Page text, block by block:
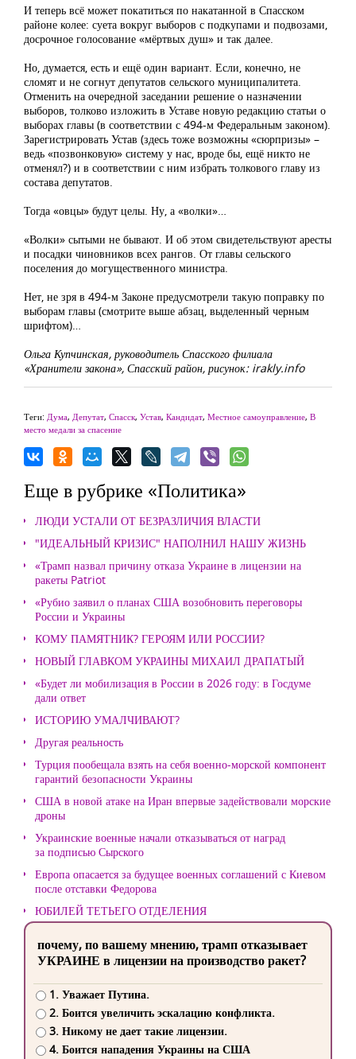
И теперь всё может покатиться по накатанной в Спасском
районе колее: суета вокруг выборов с подкупами и подвозами,
досрочное голосование «мёртвых душ» и так далее.
Но, думается, есть и ещё один вариант. Если, конечно, не
сломят и не согнут депутатов сельского муниципалитета.
Отменить на очередной заседании решение о назначении
выборов, толково изложить в Уставе новую редакцию статьи о
выборах главы (в соответствии с 494-м Федеральным законом).
Зарегистрировать Устав (здесь тоже возможны «сюрпризы» –
ведь «позвонковую» систему у нас, вроде бы, ещё никто не
отменял?) и в соответствии с ним избрать толкового главу из
состава депутатов.
Тогда «овцы» будут целы. Ну, а «волки»…
«Волки» сытыми не бывают. И об этом свидетельствуют аресты
и посадки чиновников всех рангов. От главы сельского
поселения до могущественного министра.
Нет, не зря в 494-м Законе предусмотрели такую поправку по
выборам главы (смотрите выше абзац, выделенный черным
шрифтом)…
Ольга Купчинская, руководитель Спасского филиала
«Хранители закона», Спасский район, рисунок: irakly.info
Теги: Дума, Депутат, Спасск, Устав, Кандидат, Местное самоуправление, В
место медали за спасение
Еще в рубрике «Политика»
ЛЮДИ УСТАЛИ ОТ БЕЗРАЗЛИЧИЯ ВЛАСТИ
"ИДЕАЛЬНЫЙ КРИЗИС" НАПОЛНИЛ НАШУ ЖИЗНЬ
«Трамп назвал причину отказа Украине в лицензии на
ракеты Patriot
«Рубио заявил о планах США возобновить переговоры
России и Украины
КОМУ ПАМЯТНИК? ГЕРОЯМ ИЛИ РОССИИ?
НОВЫЙ ГЛАВКОМ УКРАИНЫ МИХАИЛ ДРАПАТЫЙ
«Будет ли мобилизация в России в 2026 году: в Госдуме
дали ответ
ИСТОРИЮ УМАЛЧИВАЮТ?
Другая реальность
Турция пообещала взять на себя военно-морской компонент
гарантий безопасности Украины
США в новой атаке на Иран впервые задействовали морские
дроны
Украинские военные начали отказываться от наград
за подписью Сырского
Европа опасается за будущее военных соглашений с Киевом
после отставки Федорова
ЮБИЛЕЙ ТЕТЬЕГО ОТДЕЛЕНИЯ
почему, по вашему мнению, трамп отказывает
УКРАИНЕ в лицензии на производство ракет?
1. Уважает Путина.
2. Боится увеличить эскалацию конфликта.
3. Никому не дает такие лицензии.
4. Боится нападения Украины на США